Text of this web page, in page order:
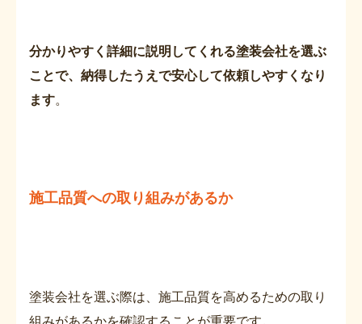
分かりやすく詳細に説明してくれる塗装会社を選ぶ
ことで、納得したうえで安心して依頼しやすくなり
ます。
施工品質への取り組みがあるか
塗装会社を選ぶ際は、施工品質を高めるための取り
組みがあるかを確認することが重要です。